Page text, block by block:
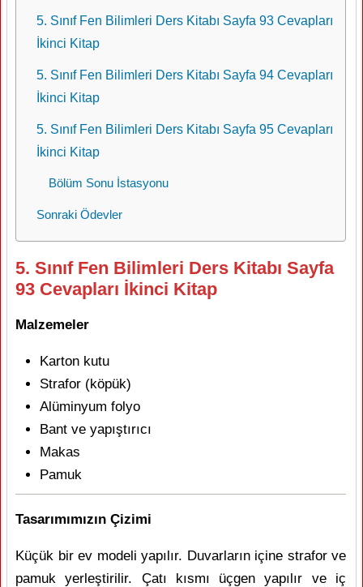
5. Sınıf Fen Bilimleri Ders Kitabı Sayfa 93 Cevapları
İkinci Kitap
5. Sınıf Fen Bilimleri Ders Kitabı Sayfa 94 Cevapları
İkinci Kitap
5. Sınıf Fen Bilimleri Ders Kitabı Sayfa 95 Cevapları
İkinci Kitap
Bölüm Sonu İstasyonu
Sonraki Ödevler
5. Sınıf Fen Bilimleri Ders Kitabı Sayfa
93 Cevapları İkinci Kitap
Malzemeler
Karton kutu
Strafor (köpük)
Alüminyum folyo
Bant ve yapıştırıcı
Makas
Pamuk
Tasarımımızın Çizimi
Küçük bir ev modeli yapılır. Duvarların içine strafor ve
pamuk yerleştirilir. Çatı kısmı üçgen yapılır ve iç